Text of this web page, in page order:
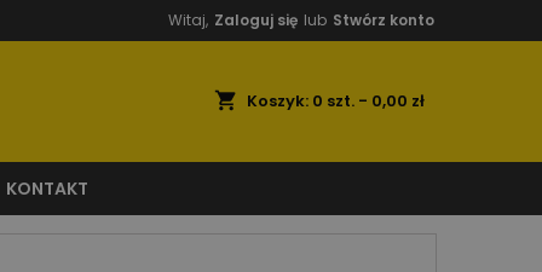
Witaj, Zaloguj się lub Stwórz konto
shopping_cart Koszyk: 0 szt. - 0,00 zł
KONTAKT